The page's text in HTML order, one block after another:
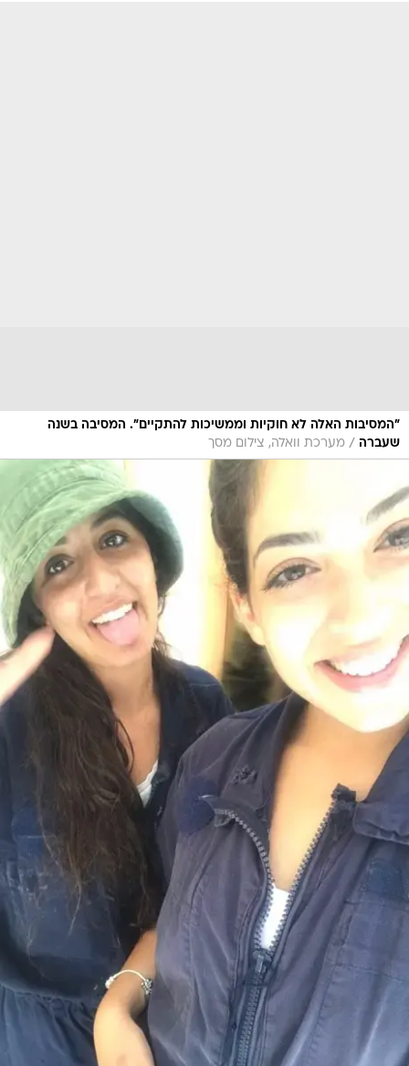
"המסיבות האלה לא חוקיות וממשיכות להתקיים". המסיבה בשנה
שעברה / מערכת וואלה, צילום מסך